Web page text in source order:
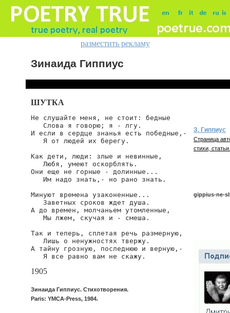
разместить рекламу
Зинаида Гиппиус
ШУТКА
Не слушайте меня, не стоит: бедные
   Слова я говорю; я - лгу.
И если в сердце знанья есть победные,-
   Я от людей их берегу.
Как дети, люди: злые и невинные,
   Любя, умеют оскорблять.
Они еще не горные - долинные...
   Им надо знать,- но рано знать.
Минуют времена узаконенные...
   Заветных сроков ждет душа.
А до времен, молчаньем утомленные,
   Мы лжем, скучая и - смеша.
Так и теперь, сплетая речь размерную,
   Лишь о ненужностях твержу.
А тайну грозную, последнюю и верную,-
   Я все равно вам не скажу.
1905
Зинаида Гиппиус. Стихотворения.
Paris: YMCA-Press, 1984.
З. Гиппиус
Страница
стихи, статьи.
gippius-ne-